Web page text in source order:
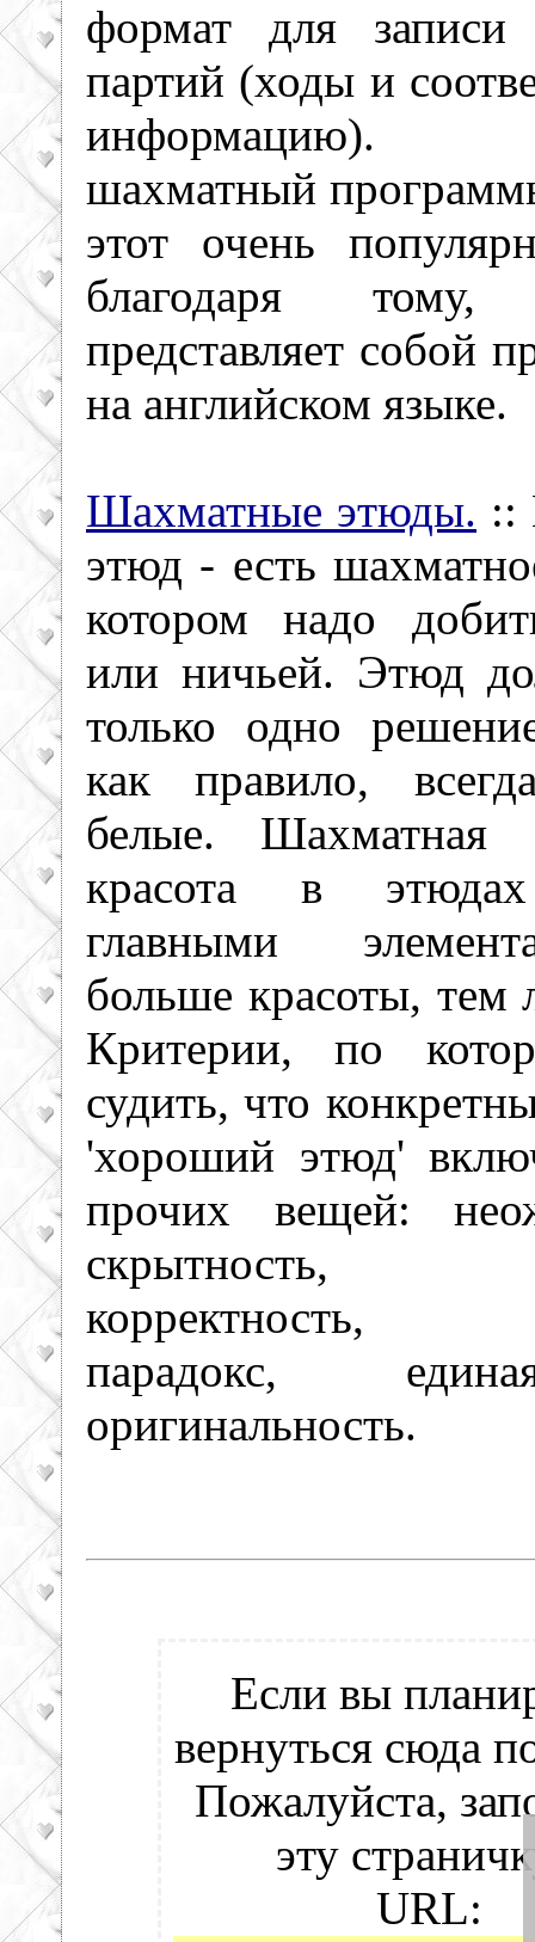
формат для записи
партий (ходы и
информацию).
шахматный
этот очень
благодаря
представляет собой
на английском языке.
Шахматные этюды. ::
этюд - есть
котором надо
или ничьей. Этюд
только одно
как правило,
белые. Шахматная
красота в
главными
больше красоты, тем
Критерии, по
судить, что
'хороший этюд'
прочих вещей:
скрытность,
корректность,
парадокс,
оригинальность.
Если вы
вернуться сюда
Пожалуйста,
эту
URL: